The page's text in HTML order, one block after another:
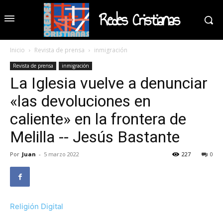
Redes Cristianas
Inicio Revista de prensa inmigración
Revista de prensa inmigración
La Iglesia vuelve a denunciar
«las devoluciones en
caliente» en la frontera de
Melilla -- Jesús Bastante
Por Juan - 5 marzo 2022 0
227
Religión Digital